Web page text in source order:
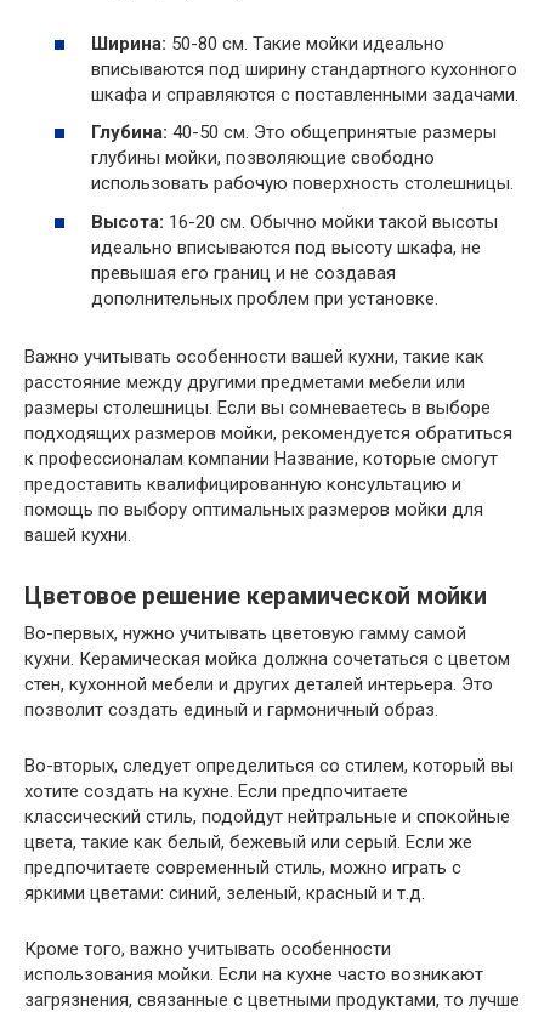
Ширина: 50-80 см. Такие мойки идеально
вписываются под ширину стандартного кухонного
шкафа и справляются с поставленными задачами.
Глубина: 40-50 см. Это общепринятые размеры
глубины мойки, позволяющие свободно
использовать рабочую поверхность столешницы.
Высота: 16-20 см. Обычно мойки такой высоты
идеально вписываются под высоту шкафа, не
превышая его границ и не создавая
дополнительных проблем при установке.
Важно учитывать особенности вашей кухни, такие как
расстояние между другими предметами мебели или
размеры столешницы. Если вы сомневаетесь в выборе
подходящих размеров мойки, рекомендуется обратиться
к профессионалам компании Название, которые смогут
предоставить квалифицированную консультацию и
помощь по выбору оптимальных размеров мойки для
вашей кухни.
Цветовое решение керамической мойки
Во-первых, нужно учитывать цветовую гамму самой
кухни. Керамическая мойка должна сочетаться с цветом
стен, кухонной мебели и других деталей интерьера. Это
позволит создать единый и гармоничный образ.
Во-вторых, следует определиться со стилем, который вы
хотите создать на кухне. Если предпочитаете
классический стиль, подойдут нейтральные и спокойные
цвета, такие как белый, бежевый или серый. Если же
предпочитаете современный стиль, можно играть с
яркими цветами: синий, зеленый, красный и т.д.
Кроме того, важно учитывать особенности
использования мойки. Если на кухне часто возникают
загрязнения, связанные с цветными продуктами, то лучше